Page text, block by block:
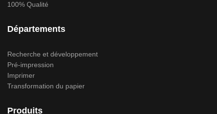
100% Qualité
Départements
Recherche et développement
Pré-impression
Imprimer
Transformation du papier
Produits